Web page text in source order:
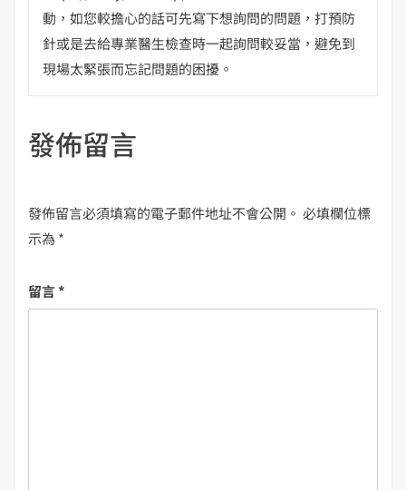
動，如您較擔心的話可先寫下想詢問的問題，打預防
針或是去給專業醫生檢查時一起詢問較妥當，避免到
現場太緊張而忘記問題的困擾。
發佈留言
發佈留言必須填寫的電子郵件地址不會公開。 必填欄位標
示為 *
留言*